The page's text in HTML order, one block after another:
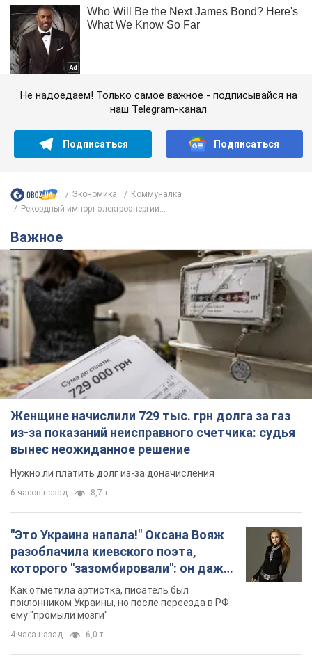
Не надоедаем! Только самое важное - подписывайся на
наш Telegram-канал
Подписаться Подписаться
Экономика
Коммуналка
Рекордный импорт электроэнергии...
Важное
Женщине начислили 729 тыс. грн долга за газ
из-за показаний неисправного счетчика: судья
вынес неожиданное решение
Нужно ли платить долг из-за доначисления
6 часов назад 8,7 т.
"Это Украина напала!" Оксана Вояж
разоблачила киевского поэта,
которого "зазомбировали": он даже
русского не знал, а теперь хочет
геноцида украинцев
Как отметила артистка, писатель был
поклонником Украины, но после переезда в РФ
ему "промыли мозги"
4 часа назад 6,0 т.